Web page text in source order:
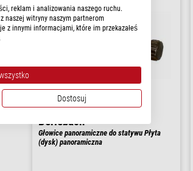
Berlebach
Głowice panoramiczne do statywu Płyta
(dysk) panoramiczna
reklam i analizowania naszego ruchu.
naszej witryny naszym partnerom
z innymi informacjami, które im przekazałeś
Dostosuj